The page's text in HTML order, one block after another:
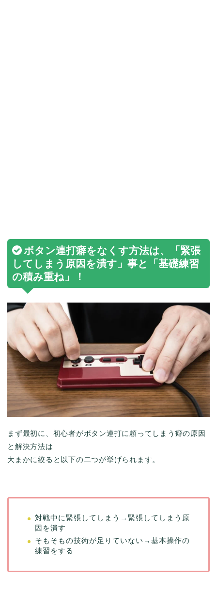
ボタン連打癖をなくす方法は、「緊張
してしまう原因を潰す」事と「基礎練習
の積み重ね」！
まず最初に、初心者がボタン連打に頼ってしまう癖の原因
と解決方法は
大まかに絞ると以下の二つが挙げられます。
対戦中に緊張してしまう→緊張してしまう原
因を潰す
そもそもの技術が足りていない→基本操作の
練習をする